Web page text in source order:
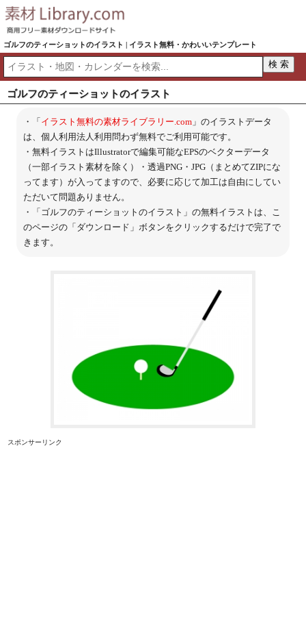
ゴルフのティーショットのイラスト | イラスト無料・かわいいテンプレート
ゴルフのティーショットのイラスト
・「イラスト無料の素材ライブラリー.com」のイラストデータ
は、個人利用法人利用問わず無料でご利用可能です。
・無料イラストはIllustratorで編集可能なEPSのベクターデータ
（一部イラスト素材を除く）・透過PNG・JPG（まとめてZIPにな
ってます）が入ってますので、必要に応じて加工は自由にしてい
ただいて問題ありません。
・「ゴルフのティーショットのイラスト」の無料イラストは、こ
のページの「ダウンロード」ボタンをクリックするだけで完了で
きます。
スポンサーリンク